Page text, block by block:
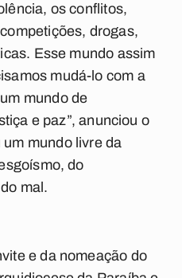
os conflitos,
drogas,
Esse mundo assim
mudá-lo com a
mundo de
e paz”, anunciou o
mundo livre da
do
mal.
e da nomeação do